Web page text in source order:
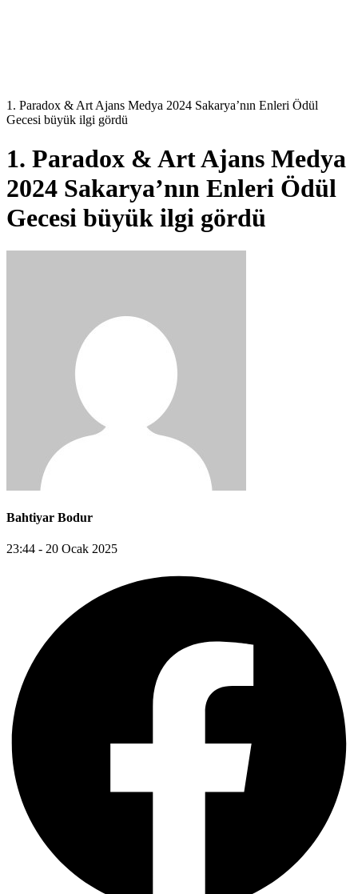
1. Paradox & Art Ajans Medya 2024 Sakarya’nın Enleri Ödül
Gecesi büyük ilgi gördü
1. Paradox & Art Ajans Medya
2024 Sakarya’nın Enleri Ödül
Gecesi büyük ilgi gördü
Bahtiyar Bodur
23:44 - 20 Ocak 2025